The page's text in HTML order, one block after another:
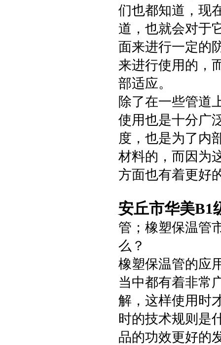
们也都知道，现
道，也就会对于
面来进行一定的
来进行使用的，
部适应。
除了在一些管道
使用也是十分广
度，也是为了内
材料的，而因为
方面也有着更好
安丘市华美B1
管；橡塑保温管
么？
橡塑保温管的应
当中都有着非常
解，这样使用时
时的技术规则是
品的功效更好的